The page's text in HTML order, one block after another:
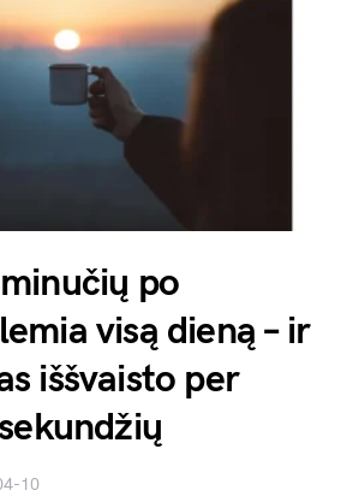
po
visą dieną – ir
iššvaisto per
10